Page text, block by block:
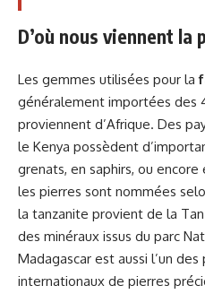
D’où nous viennent la
Les gemmes utilisées pour la
généralement importées des
proviennent d’Afrique. Des
le Kenya possèdent
grenats, en saphirs, ou encore
les pierres sont nommées
la tanzanite provient de la
des minéraux issus du parc
Madagascar est aussi l’un
internationaux de pierres